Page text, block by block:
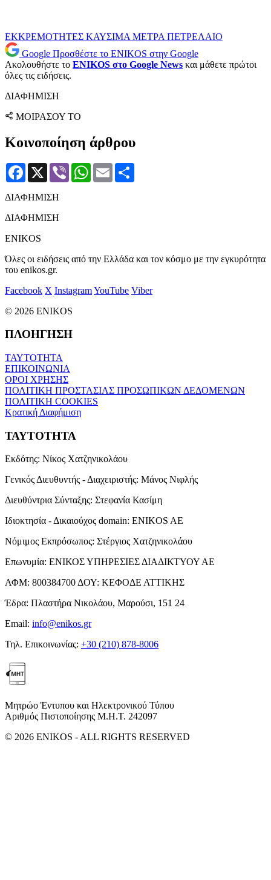
ΕΚΚΡΕΜΟΤΗΤΕΣ ΚΑΥΣΙΜΑ ΜΕΤΡΑ ΠΕΤΡΕΛΑΙΟ
Google Προσθέστε το ENIKOS στην Google
Ακολουθήστε το ENIKOS στο Google News και μάθετε πρώτοι
όλες τις ειδήσεις.
ΔΙΑΦΗΜΙΣΗ
ΜΟΙΡΑΣΟΥ ΤΟ
Κοινοποίηση άρθρου
Facebook
X Viber WhatsApp
Email
ΔΙΑΦΗΜΙΣΗ
ΔΙΑΦΗΜΙΣΗ
ENIKOS
Όλες οι ειδήσεις από την Ελλάδα και τον κόσμο με την εγκυρότητα
του enikos.gr.
Facebook X InstagramYouTube Viber
© 2026 ENIKOS
ΠΛΟΗΓΗΣΗ
ΤΑΥΤΟΤΗΤΑ
ΕΠΙΚΟΙΝΩΝΙΑ
ΟΡΟΙ ΧΡΗΣΗΣ
ΠΟΛΙΤΙΚΗ ΠΡΟΣΤΑΣΙΑΣ ΠΡΟΣΩΠΙΚΩΝ ΔΕΔΟΜΕΝΩΝ
ΠΟΛΙΤΙΚΗ COOKIES
Κρατική Διαφήμιση
ΤΑΥΤΟΤΗΤΑ
Εκδότης: Νίκος Χατζηνικολάου
Γενικός Διευθυντής - Διαχειριστής: Μάνος Νιφλής
Διευθύντρια Σύνταξης: Στεφανία Κασίμη
Ιδιοκτησία - Δικαιούχος domain: ENIKOS AE
Νόμιμος Εκπρόσωπος: Στέργιος Χατζηνικολάου
Επωνυμία: ΕΝΙΚΟΣ ΥΠΗΡΕΣΙΕΣ ΔΙΑΔΙΚΤΥΟΥ ΑΕ
ΑΦΜ: 800384700ΔΟΥ: ΚΕΦΟΔΕ ΑΤΤΙΚΗΣ
Έδρα: Πλαστήρα Νικολάου, Μαρούσι, 151 24
Email: info@enikos.gr
Τηλ. Επικοινωνίας: +30 (210) 878-8006
Μητρώο Έντυπου και Ηλεκτρονικού Τύπου
Αριθμός Πιστοποίησης Μ.Η.Τ. 242097
© 2026 ENIKOS - ALL RIGHTS RESERVED